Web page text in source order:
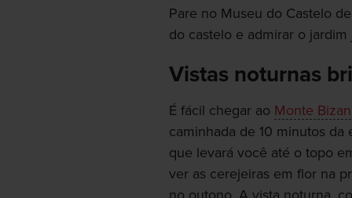
Pare no Museu do Castelo
do castelo e admirar o jardim
Vistas noturnas
É fácil chegar ao Monte Bizan
caminhada de 10 minutos
que levará você até o topo
ver as cerejeiras em flor na